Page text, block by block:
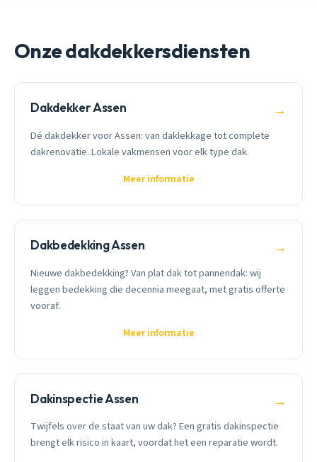
Onze dakdekkersdiensten
Dakdekker Assen →
Dé dakdekker voor Assen: van daklekkage tot complete
dakrenovatie. Lokale vakmensen voor elk type dak.
Meer informatie
Dakbedekking Assen →
Nieuwe dakbedekking? Van plat dak tot pannendak: wij
leggen bedekking die decennia meegaat, met gratis offerte
vooraf.
Meer informatie
Dakinspectie Assen →
Twijfels over de staat van uw dak? Een gratis dakinspectie
brengt elk risico in kaart, voordat het een reparatie wordt.